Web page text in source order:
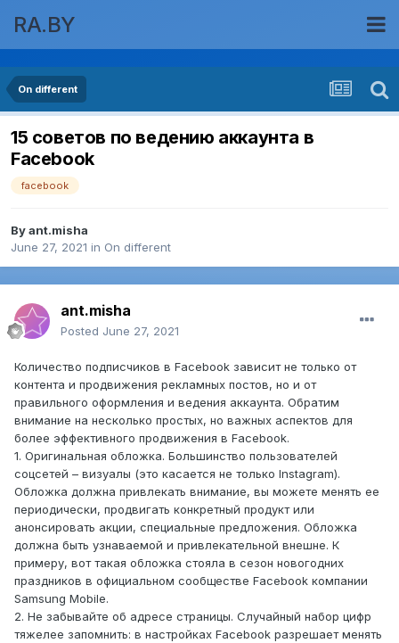
RA.BY
On different
15 советов по ведению аккаунта в
Facebook
facebook
Byant.misha
June 27, 2021 in On different
ant.misha
Posted June 27, 2021
Количество подписчиков в Facebook зависит не только от
контента и продвижения рекламных постов, но и от
правильного оформления и ведения аккаунта. Обратим
внимание на несколько простых, но важных аспектов для
более эффективного продвижения в Facebook.
1. Оригинальная обложка. Большинство пользователей
соцсетей – визуалы (это касается не только Instagram).
Обложка должна привлекать внимание, вы можете менять ее
периодически, продвигать конкретный продукт или
анонсировать акции, специальные предложения. Обложка
должна быть узнаваемой и привлекательной внешне. К
примеру, вот такая обложка стояла в сезон новогодних
праздников в официальном сообществе Facebook компании
Samsung Mobile.
2. Не забывайте об адресе страницы. Случайный набор цифр
тяжелее запомнить: в настройках Facebook разрешает менять